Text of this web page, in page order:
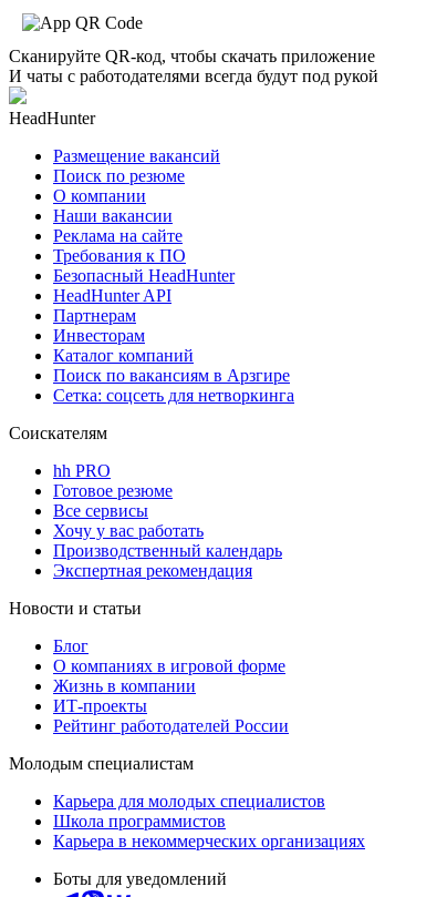
Сканируйте QR-код, чтобы скачать приложение
И чаты с работодателями всегда будут под рукой
HeadHunter
Размещение вакансий
Поиск по резюме
О компании
Наши вакансии
Реклама на сайте
Требования к ПО
Безопасный HeadHunter
HeadHunter API
Партнерам
Инвесторам
Каталог компаний
Поиск по вакансиям в Арзгире
Сетка: соцсеть для нетворкинга
Соискателям
hh PRO
Готовое резюме
Все сервисы
Хочу у вас работать
Производственный календарь
Экспертная рекомендация
Новости и статьи
Блог
О компаниях в игровой форме
Жизнь в компании
ИТ-проекты
Рейтинг работодателей России
Молодым специалистам
Карьера для молодых специалистов
Школа программистов
Карьера в некоммерческих организациях
Боты для уведомлений